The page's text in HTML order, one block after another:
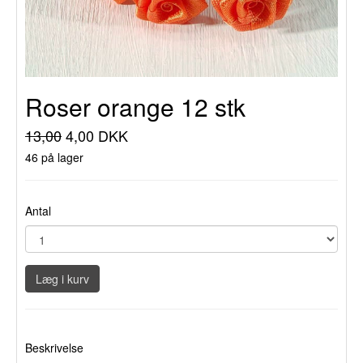
Roser orange 12 stk
13,004,00 DKK
46 på lager
Antal
Læg i kurv
Beskrivelse